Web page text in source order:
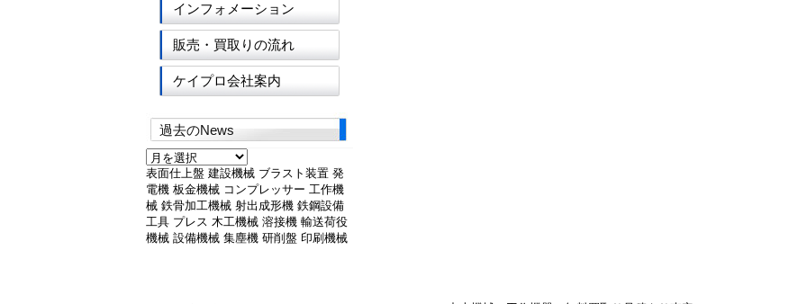
インフォメーション
販売・買取りの流れ
ケイプロ会社案内
過去のNews
過
去
の
News
表面仕上盤 建設機械 ブラスト装置 発
電機 板金機械 コンプレッサー 工作機
械 鉄骨加工機械 射出成形機 鉄鋼設備
工具 プレス 木工機械 溶接機 輸送荷役
機械 設備機械 集塵機 研削盤 印刷機械